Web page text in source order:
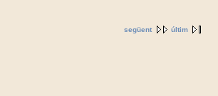
següent últim